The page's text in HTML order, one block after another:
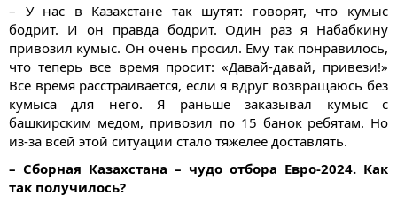
– У нас в Казахстане так шутят: говорят, что кумыс
бодрит. И он правда бодрит. Один раз я Набабкину
привозил кумыс. Он очень просил. Ему так понравилось,
что теперь все время просит: «Давай-давай, привези!»
Все время расстраивается, если я вдруг возвращаюсь без
кумыса для него. Я раньше заказывал кумыс с
башкирским медом, привозил по 15 банок ребятам. Но
из-за всей этой ситуации стало тяжелее доставлять.
– Сборная Казахстана – чудо отбора Евро-2024. Как
так получилось?